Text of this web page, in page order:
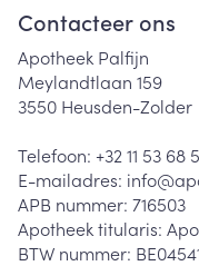
Contacteer ons
Apotheek Palfijn
Meylandtlaan 159
3550 Heusden-Zolder
Telefoon: +32 11 53 68
E-mailadres: info@
APB nummer: 716503
Apotheek titularis:
BTW nummer: